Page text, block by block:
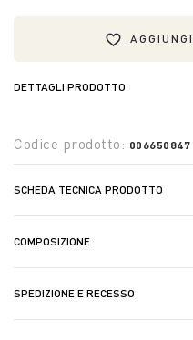
DETTAGLI PRODOTTO
Codice prodotto: 006650847
SCHEDA TECNICA PRODOTTO
COMPOSIZIONE
SPEDIZIONE E RECESSO